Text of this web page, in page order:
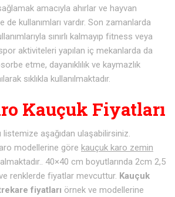
sağlamak amacıyla ahırlar ve hayvan
de kullanımları vardır. Son zamanlarda
sınırlı kalmayıp fitness veya
aktiviteleri yapılan iç mekanlarda da
etme, dayanıklılık ve kaymazlık
sıklıkla kullanılmaktadır.
Kauçuk Fiyatları
listemize aşağıdan ulaşabilirsiniz.
modellerine göre kauçuk karo zemin
40×40 cm boyutlarında 2cm 2,5
renklerde fiyatlar mevcuttur. Kauçuk
fiyatları örnek ve modellerine